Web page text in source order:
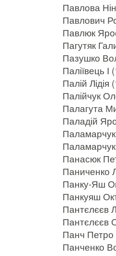
Павлова
Павлович
Павлюк
Пагутяк
Пазушко
Паліївець І
Палій Лідія
Палійчук
Палагута
Паладій
Панасюк
Паниченко
Панку-Яш
Панкуяш
Пантєлєєв
Пантєлєєв
Панч Петро
Панченко